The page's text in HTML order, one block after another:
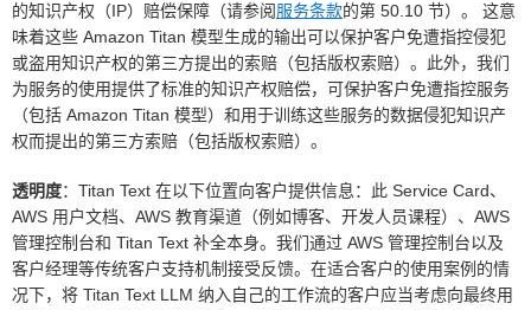
的知识产权（IP）赔偿保障（请参阅服务条款的第 50.10 节）。 这意
味着这些 Amazon Titan 模型生成的输出可以保护客户免遭指控侵犯
或盗用知识产权的第三方提出的索赔（包括版权索赔）。此外，我们
为服务的使用提供了标准的知识产权赔偿，可保护客户免遭指控服务
（包括 Amazon Titan 模型）和用于训练这些服务的数据侵犯知识产
权而提出的第三方索赔（包括版权索赔）。
透明度：Titan Text 在以下位置向客户提供信息：此 Service Card、
AWS 用户文档、AWS 教育渠道（例如博客、开发人员课程）、AWS
管理控制台和 Titan Text 补全本身。我们通过 AWS 管理控制台以及
客户经理等传统客户支持机制接受反馈。在适合客户的使用案例的情
况下，将 Titan Text LLM 纳入自己的工作流的客户应当考虑向最终用